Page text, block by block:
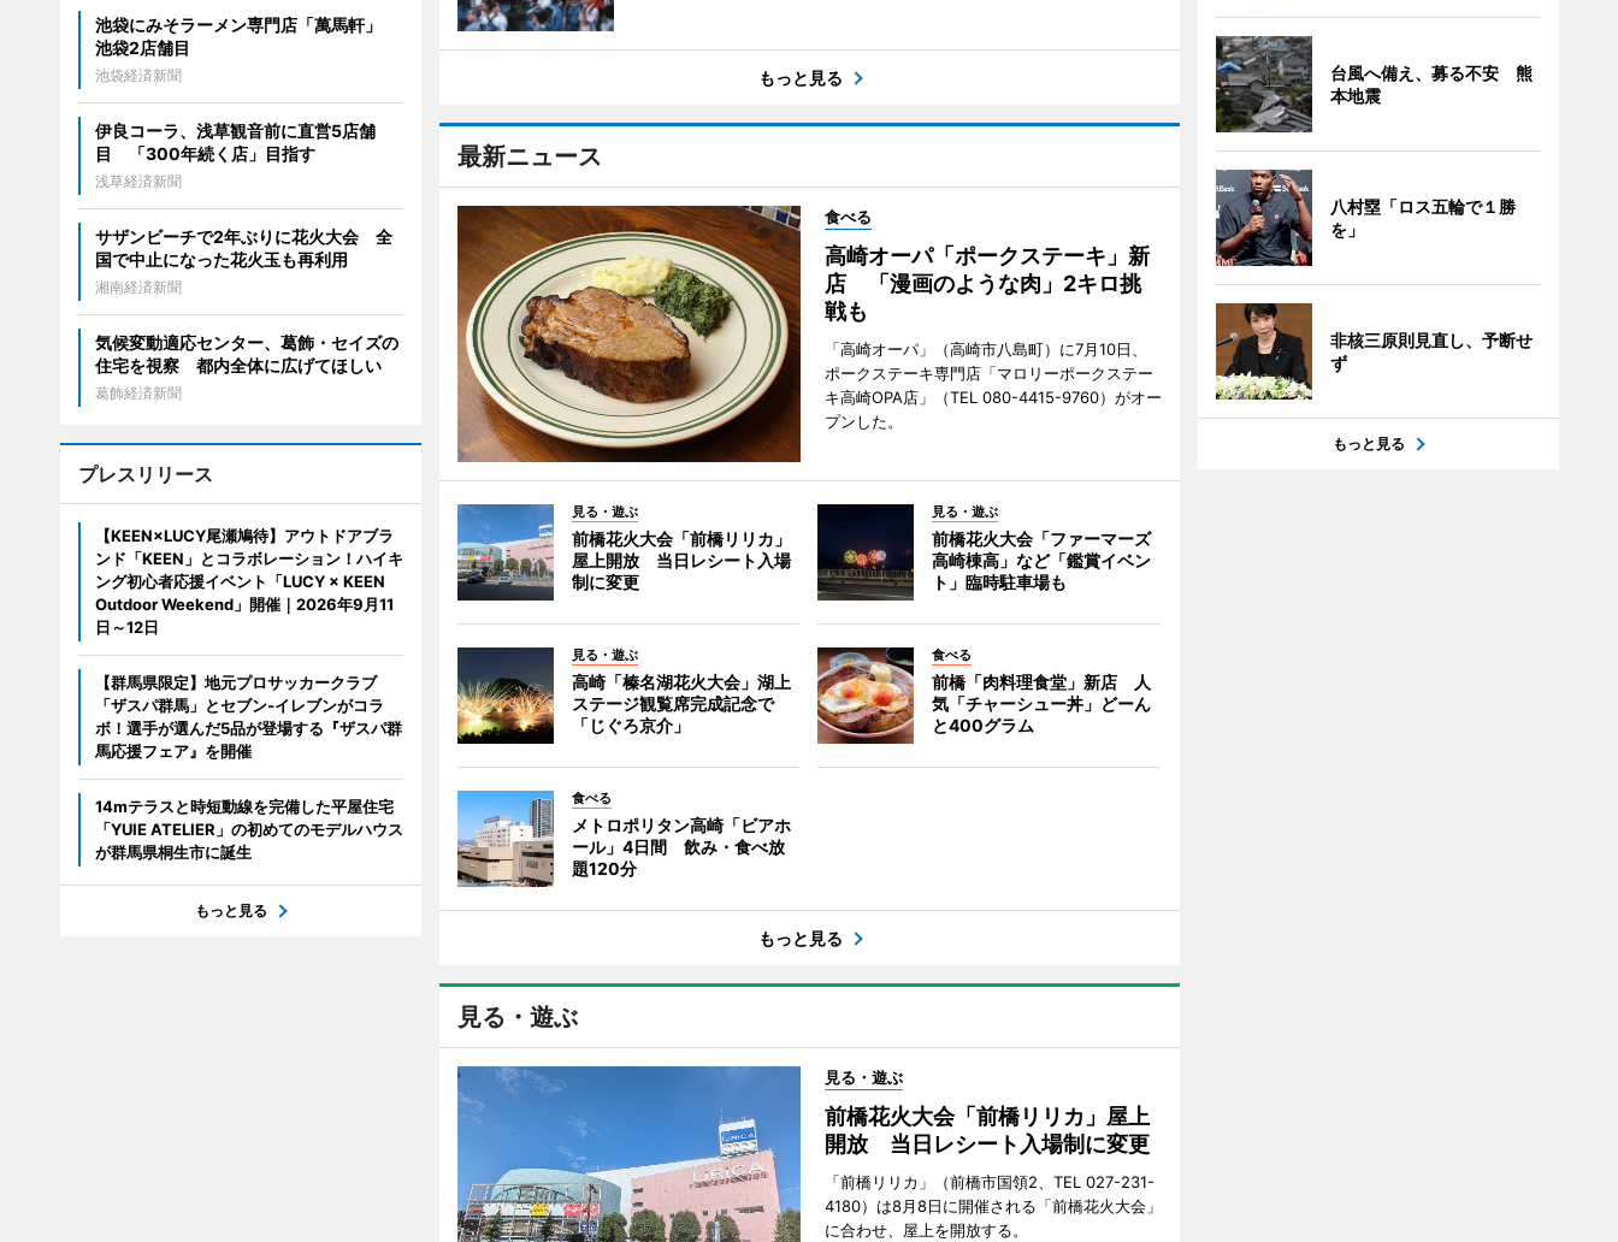
もっと見る
最新ニュース
食べる
高崎オーパ「ポークステーキ」新
店 「漫画のような肉」2キロ挑
戦も
「高崎オーパ」（高崎市八島町）に7月10日、
ポークステーキ専門店「マロリーポークステー
キ高崎OPA店」（TEL 080-4415-9760）がオー
プンした。
見る・遊ぶ
前橋花火大会「前橋リリカ」
屋上開放 当日レシート入場
制に変更
見る・遊ぶ
前橋花火大会「ファーマーズ
高崎棟高」など「鑑賞イベン
ト」臨時駐車場も
見る・遊ぶ
高崎「榛名湖花火大会」湖上
ステージ観覧席完成記念で
「じぐろ京介」
食べる
前橋「肉料理食堂」新店 人
気「チャーシュー丼」どーん
と400グラム
食べる
メトロポリタン高崎「ビアホ
ール」4日間 飲み・食べ放
題120分
もっと見る
見る・遊ぶ
見る・遊ぶ
前橋花火大会「前橋リリカ」屋上
開放 当日レシート入場制に変更
「前橋リリカ」（前橋市国領2、TEL 027-231-
4180）は8月8日に開催される「前橋花火大会」
に合わせ、屋上を開放する。
池袋にみそラーメン専門店「萬馬軒」
池袋2店舗目
池袋経済新聞
伊良コーラ、浅草観音前に直営5店舗
目 「300年続く店」目指す
浅草経済新聞
サザンビーチで2年ぶりに花火大会 全
国で中止になった花火玉も再利用
湘南経済新聞
気候変動適応センター、葛飾・セイズの
住宅を視察 都内全体に広げてほしい
葛飾経済新聞
プレスリリース
【KEEN×LUCY尾瀬鳩待】アウトドアブラ
ンド「KEEN」とコラボレーション！ハイキ
ング初心者応援イベント「LUCY × KEEN
Outdoor Weekend」開催｜2026年9月11
日～12日
【群馬県限定】地元プロサッカークラブ
「ザスパ群馬」とセブン‐イレブンがコラ
ボ！選手が選んだ5品が登場する『ザスパ群
馬応援フェア』を開催
14mテラスと時短動線を完備した平屋住宅
「YUIE ATELIER」の初めてのモデルハウス
が群馬県桐生市に誕生
もっと見る
台風へ備え、募る不安 熊
本地震
八村塁「ロス五輪で１勝
を」
非核三原則見直し、予断せ
ず
もっと見る